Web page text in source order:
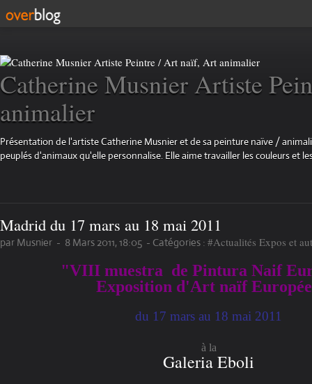
Catherine Musnier Artiste
animalier
Présentation de l'artiste Catherine Musnier et de sa peinture naïve /
peuplés d'animaux qu'elle personnalise. Elle aime travailler les couleurs et
Madrid du 17 mars au 18 mai 2011
par Musnier - 8 Mars 2011, 18:05 - Catégories : #Actualités Expos et
"VIII muestra de Pintura Naif
Exposition d'Art naïf
du 17 mars au 18 mai 2011
à la
Galeria Eboli